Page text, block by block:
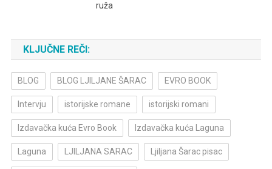
ruža
KLJUČNE REČI:
BLOG BLOG LJILJANE ŠARAC EVRO BOOK
Intervju istorijske romane istorijski romani
Izdavačka kuća Evro Book Izdavačka kuća Laguna
Laguna LJILJANA SARAC Ljiljana Šarac pisac